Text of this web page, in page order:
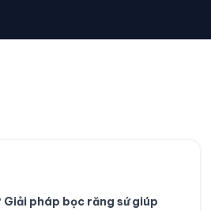
pháp bọc răng sứ giúp